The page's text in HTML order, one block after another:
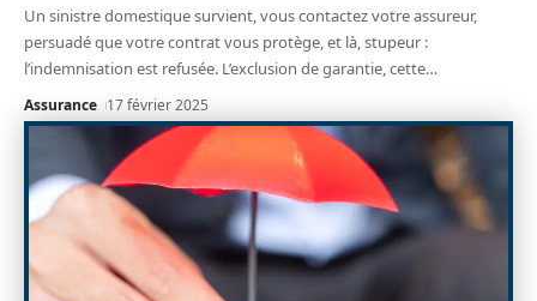
Un sinistre domestique survient, vous contactez votre assureur,
persuadé que votre contrat vous protège, et là, stupeur :
l’indemnisation est refusée. L’exclusion de garantie, cette…
Assurance 17 février 2025